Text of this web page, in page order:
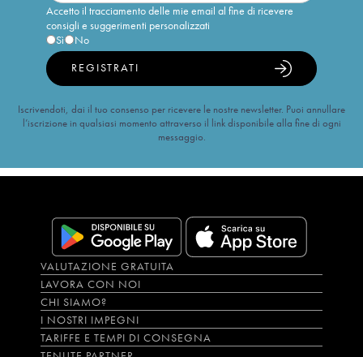
Accetto il tracciamento delle mie email al fine di ricevere
consigli e suggerimenti personalizzati
Sì
No
REGISTRATI
Iscrivendoti, dai il tuo consenso per ricevere le nostre newsletter. Puoi annullare
l’iscrizione in qualsiasi momento attraverso il link disponibile alla fine di ogni
messaggio.
VALUTAZIONE GRATUITA
LAVORA CON NOI
CHI SIAMO?
I NOSTRI IMPEGNI
TARIFFE E TEMPI DI CONSEGNA